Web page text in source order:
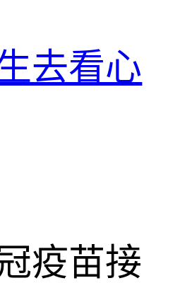
去看心
疫苗接